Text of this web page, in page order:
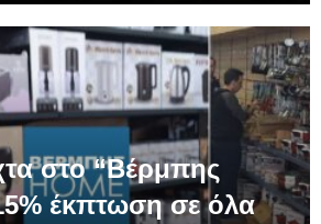
στο “Βέρμπης
έκπτωση σε όλα